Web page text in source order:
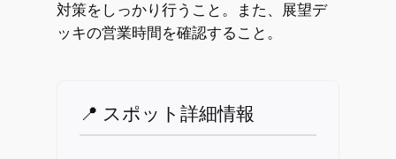
対策をしっかり行うこと。また、展望デ
ッキの営業時間を確認すること。
📍 スポット詳細情報